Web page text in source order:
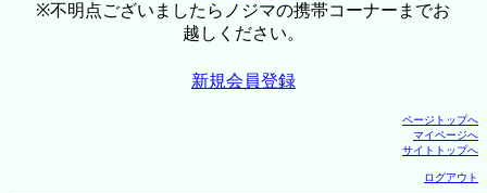
※不明点ございましたらノジマの携帯コーナーまでお
越しください。
新規会員登録
ページトップへ
マイページへ
サイトトップへ
ログアウト